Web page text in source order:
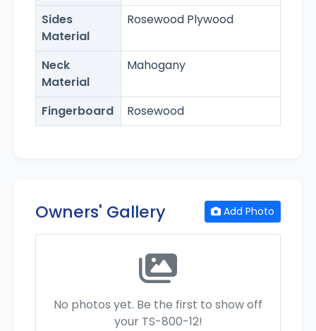
Sides
Material
Rosewood Plywood
Neck
Material
Mahogany
Fingerboard Rosewood
Owners' Gallery Add Photo
No photos yet. Be the first to show off
your TS-800-12!